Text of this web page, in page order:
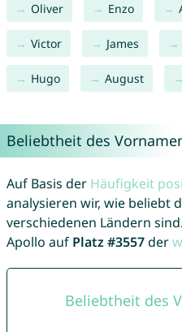
Oliver Enzo
Victor James
Hugo August
Beliebtheit des
Auf Basis der Häufigkeit
analysieren wir, wie beliebt
verschiedenen Ländern
Apollo auf Platz #3557der